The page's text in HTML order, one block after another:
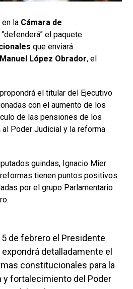
en la Cámara de
el paquete
que enviará
López Obrador, el
el titular del Ejecutivo
con el aumento de los
de las pensiones de los
Poder Judicial y la reforma
guindas, Ignacio Mier
tienen puntos positivos
por el grupo Parlamentario
5 de febrero el Presidente
detalladamente el
constitucionales para la
y fortalecimiento del Poder